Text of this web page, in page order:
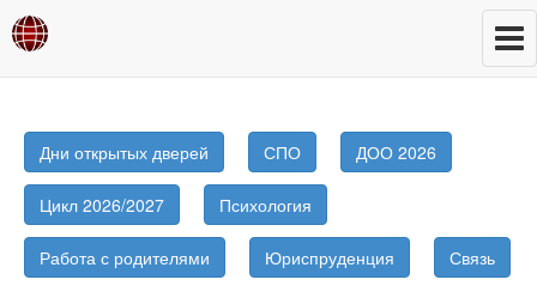
Дни открытых дверей СПО ДОО 2026
Цикл 2026/2027 Психология
Работа с родителями Юриспруденция Связь